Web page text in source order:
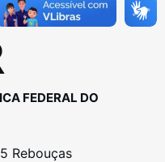
FEDERAL DO
Rebouças